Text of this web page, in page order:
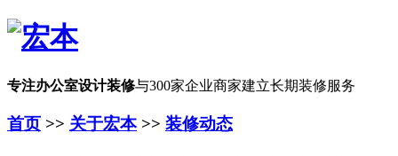
专注办公室设计装修与300家企业商家建立长期装修服务
首页 >> 关于宏本>> 装修动态